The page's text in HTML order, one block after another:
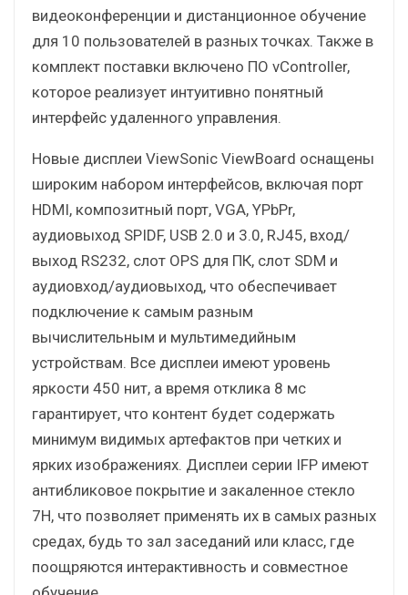
видеоконференции и дистанционное обучение
для 10 пользователей в разных точках. Также в
комплект поставки включено ПО vController,
которое реализует интуитивно понятный
интерфейс удаленного управления.
Новые дисплеи ViewSonic ViewBoard оснащены
широким набором интерфейсов, включая порт
HDMI, композитный порт, VGA, YPbPr,
аудиовыход SPIDF, USB 2.0 и 3.0, RJ45, вход/
выход RS232, слот OPS для ПК, слот SDM и
аудиовход/аудиовыход, что обеспечивает
подключение к самым разным
вычислительным и мультимедийным
устройствам. Все дисплеи имеют уровень
яркости 450 нит, а время отклика 8 мс
гарантирует, что контент будет содержать
минимум видимых артефактов при четких и
ярких изображениях. Дисплеи серии IFP имеют
антибликовое покрытие и закаленное стекло
7H, что позволяет применять их в самых разных
средах, будь то зал заседаний или класс, где
поощряются интерактивность и совместное